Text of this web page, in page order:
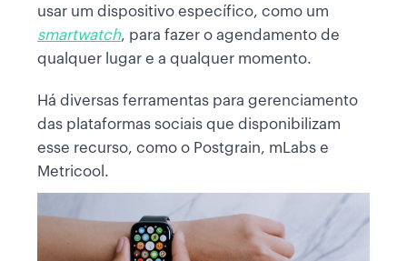
usar um dispositivo específico, como um
smartwatch, para fazer o agendamento de
qualquer lugar e a qualquer momento.
Há diversas ferramentas para gerenciamento
das plataformas sociais que disponibilizam
esse recurso, como o Postgrain, mLabs e
Metricool.